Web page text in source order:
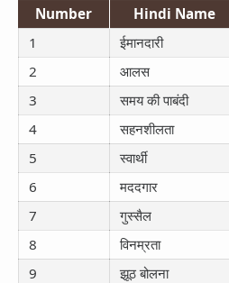
Number Hindi Name
1
ईमानदारी
2
आलस
3
समय की पाबंदी
4
सहनशीलता
5
स्वार्थी
6
मददगार
7
गुस्सैल
8
विनम्रता
9
झूठ बोलना